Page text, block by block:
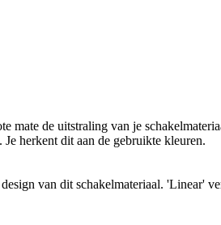
mate de uitstraling van je
herkent dit aan de gebruikte kleuren.
van dit schakelmateriaal. 'Linear'